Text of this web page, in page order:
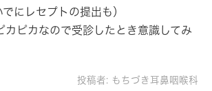
にレセプトの提出も）
カピカなので受診したとき意識してみ
投稿者: もちづき耳鼻咽喉科